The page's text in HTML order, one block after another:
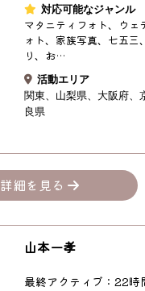
対応可能なジャンル
マタニティフォト、ウェ
ォト、家族写真、七五三
り、お…
活動エリア
関東
山梨県 大阪府
良県
詳細を見る
山本一孝
最終アクティブ：22時